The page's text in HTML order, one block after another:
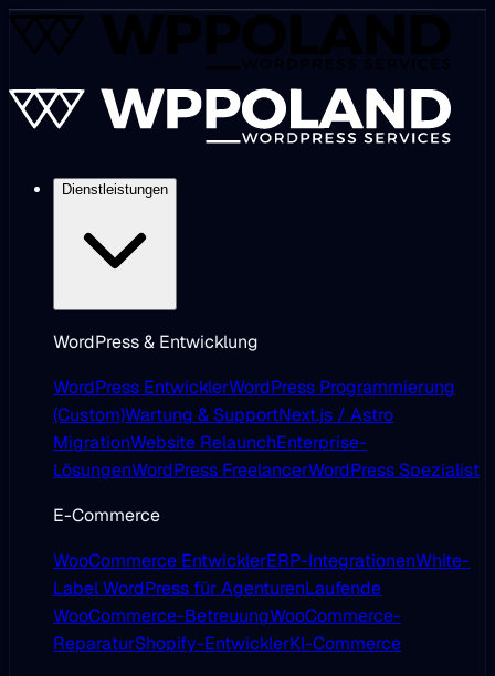
Dienstleistungen
WordPress & Entwicklung
WordPress EntwicklerWordPress Programmierung
(Custom)Wartung & SupportNext.js / Astro
MigrationWebsite RelaunchEnterprise-
LösungenWordPress FreelancerWordPress Spezialist
E-Commerce
WooCommerce EntwicklerERP-IntegrationenWhite-
Label WordPress für AgenturenLaufende
WooCommerce-BetreuungWooCommerce-
ReparaturShopify-EntwicklerKI-Commerce